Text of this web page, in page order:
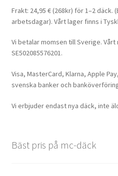
Frakt: 24,95 € (268kr) för 1–2 däck.
arbetsdagar). Vårt lager finns i
Vi betalar momsen till Sverige.
SE502085576201.
Visa, MasterCard, Klarna, Apple
svenska banker och
Vi erbjuder endast nya däck, inte
Bäst pris på mc-däck